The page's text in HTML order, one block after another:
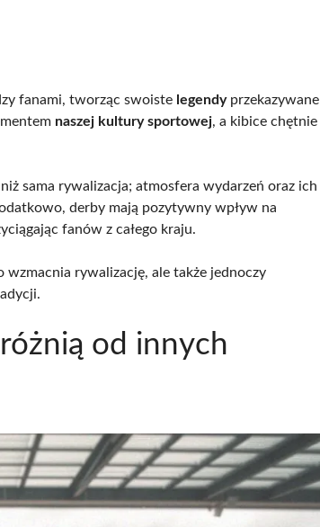
fanami, tworząc swoiste legendyprzekazywane
naszej kultury sportowej, a kibice chętnie
sama rywalizacja; atmosfera wydarzeń oraz ich
derby mają pozytywny wpływ na
fanów z całego kraju.
rywalizację, ale także jednoczy
od innych